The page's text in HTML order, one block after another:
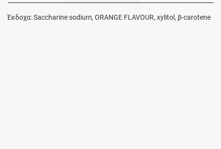
Έκδοχα: Saccharine sodium, ORANGE FLAVOUR, xylitol, β-carotene